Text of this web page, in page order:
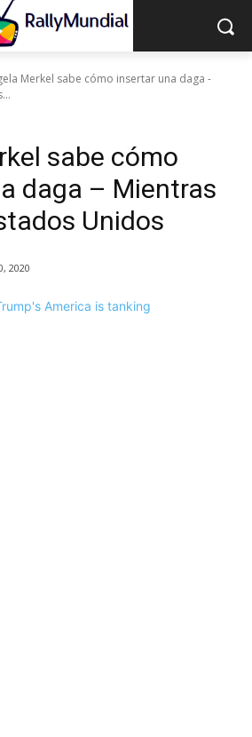
Merkel sabe cómo insertar una daga -
sabe cómo
daga – Mientras
Unidos
2020